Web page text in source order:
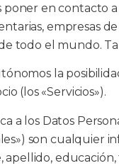
poner en
empresas
todo el mundo.
la
(los «Servicios»).
a los Datos
son